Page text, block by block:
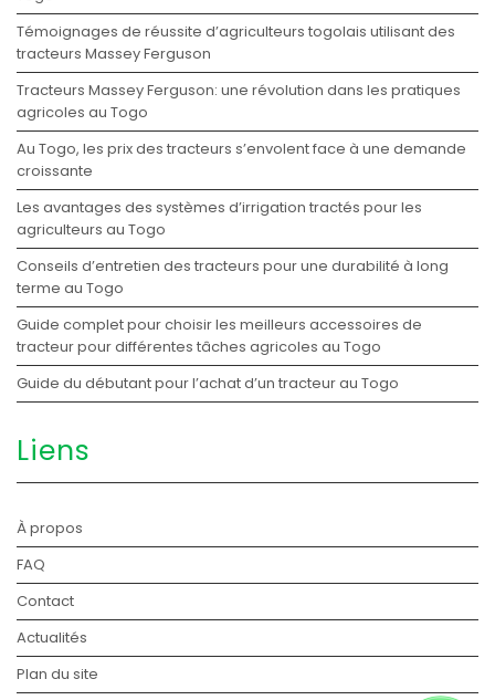
Témoignages de réussite d’agriculteurs togolais utilisant des
tracteurs Massey Ferguson
Tracteurs Massey Ferguson: une révolution dans les pratiques
agricoles au Togo
Au Togo, les prix des tracteurs s’envolent face à une demande
croissante
Les avantages des systèmes d’irrigation tractés pour les
agriculteurs au Togo
Conseils d’entretien des tracteurs pour une durabilité à long
terme au Togo
Guide complet pour choisir les meilleurs accessoires de
tracteur pour différentes tâches agricoles au Togo
Guide du débutant pour l’achat d’un tracteur au Togo
Liens
À propos
FAQ
Contact
Actualités
Plan du site